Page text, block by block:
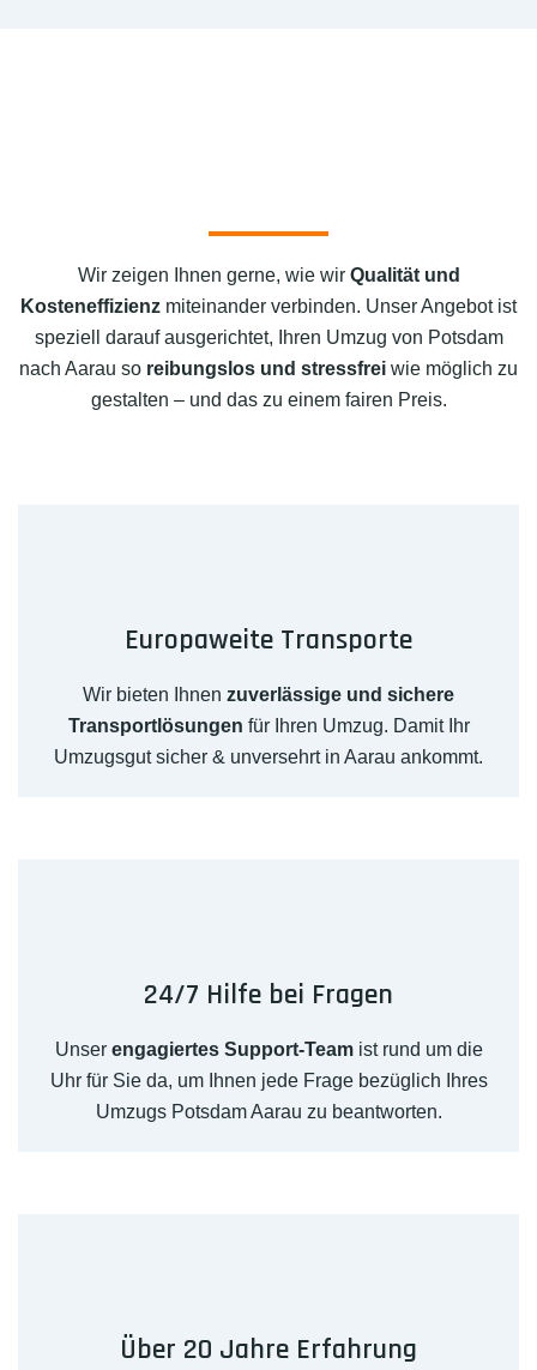
Wir zeigen Ihnen gerne, wie wir Qualität und
Kosteneffizienz miteinander verbinden. Unser Angebot ist
speziell darauf ausgerichtet, Ihren Umzug von Potsdam
nach Aarau so reibungslos und stressfrei wie möglich zu
gestalten – und das zu einem fairen Preis.
Europaweite Transporte
Wir bieten Ihnen zuverlässige und sichere
Transportlösungen für Ihren Umzug. Damit Ihr
Umzugsgut sicher & unversehrt in Aarau ankommt.
24/7 Hilfe bei Fragen
Unser engagiertes Support-Teamist rund um die
Uhr für Sie da, um Ihnen jede Frage bezüglich Ihres
Umzugs Potsdam Aarau zu beantworten.
Über 20 Jahre Erfahrung